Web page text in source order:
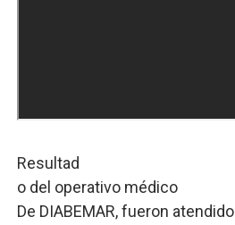
Resultad
o del operativo médico
De DIABEMAR, fueron